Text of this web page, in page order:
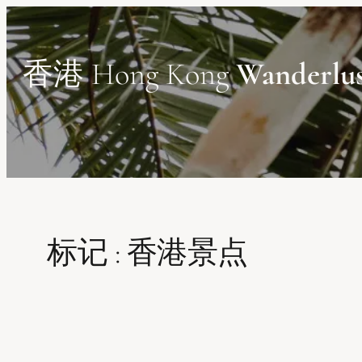
Skip
to
content
香港 Hong Kong
标记 : 香港景点